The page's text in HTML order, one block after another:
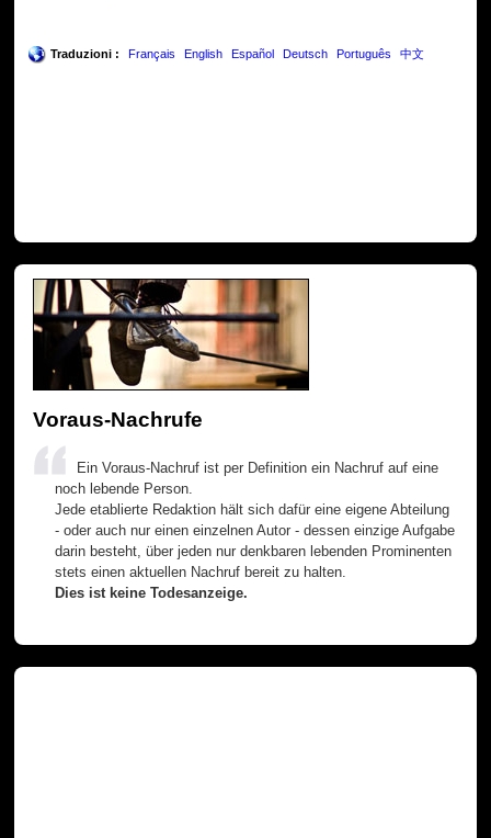
Traduzioni : Français English Español Deutsch Português 中文
Voraus-Nachrufe
Ein Voraus-Nachruf ist per Definition ein Nachruf auf eine
noch lebende Person.
Jede etablierte Redaktion hält sich dafür eine eigene Abteilung
- oder auch nur einen einzelnen Autor - dessen einzige Aufgabe
darin besteht, über jeden nur denkbaren lebenden Prominenten
stets einen aktuellen Nachruf bereit zu halten.
Dies ist keine Todesanzeige.